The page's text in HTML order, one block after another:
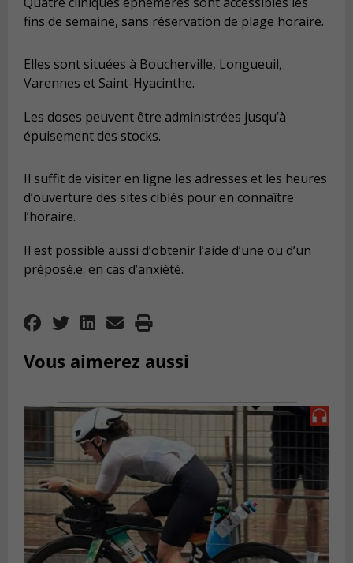
fins de semaine, sans réservation de plage horaire.
Elles sont situées à Boucherville, Longueuil,
Varennes et Saint-Hyacinthe.
Les doses peuvent être administrées jusqu’à
épuisement des stocks.
Il suffit de visiter en ligne les adresses et les heures
d’ouverture des sites ciblés pour en connaître
l’horaire.
Il est possible aussi d’obtenir l’aide d’une ou d’un
préposé.e. en cas d’anxiété.
Vous aimerez aussi